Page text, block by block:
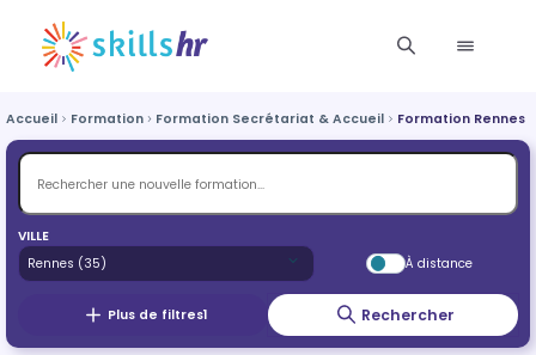
Accueil Formation Formation Secrétariat & Accueil Formation Rennes
VILLE
À distance
Plus de filtres1 Rechercher